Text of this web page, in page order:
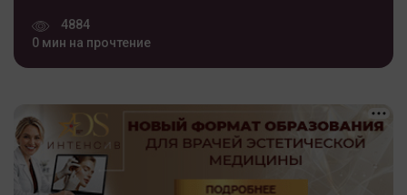
4884
0 мин на прочтение